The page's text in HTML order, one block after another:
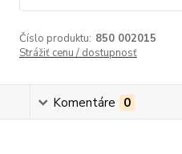
Číslo produktu: 850 002015
Strážiť cenu / dostupnosť
Komentáre 0